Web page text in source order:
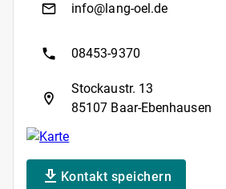
info@lang-oel.de
08453-9370
Stockaustr. 13
85107 Baar-Ebenhausen
Kontakt speichern